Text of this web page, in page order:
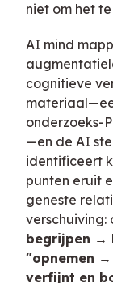
niet om het
AI mind
cognitieve
onderzoeks-
—en de AI
identificeert
punten eruit
geneste
begrijpen →
"opnemen
verfijnt en